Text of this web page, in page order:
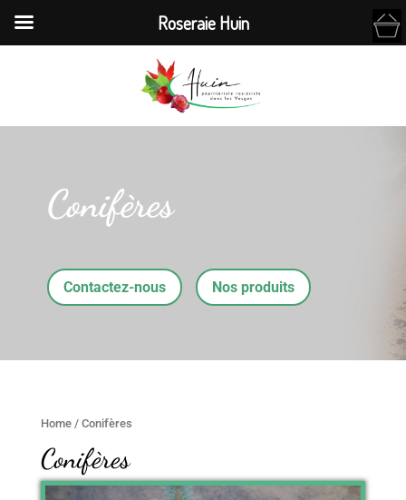
Conifères
Contactez-nous Nos produits
Home/ Conifères
Conifères
Roseraie Huin